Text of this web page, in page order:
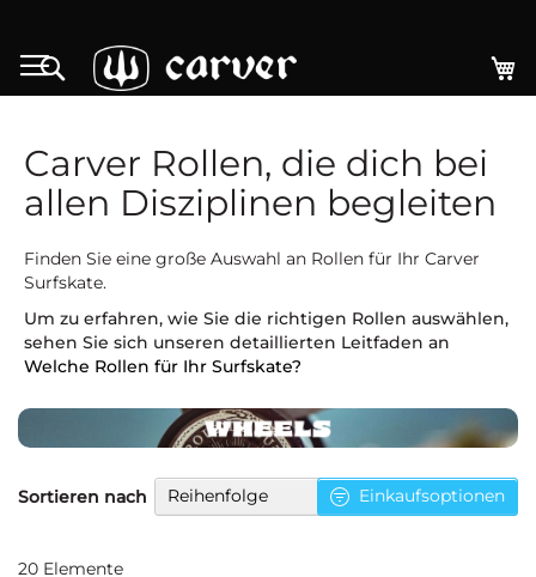
Inhalt
springen
Search
Carver Rollen, die dich bei
allen Disziplinen begleiten
Finden Sie eine große Auswahl an Rollen für Ihr Carver
Surfskate.
Um zu erfahren, wie Sie die richtigen Rollen auswählen,
sehen Sie sich unseren detaillierten Leitfaden an
Welche Rollen für Ihr Surfskate?
20 Elemente
Sortieren nach
Absteigend
sortieren
Einkaufsoptionen